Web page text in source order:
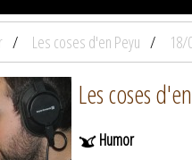
Les coses d'en Peyu 18/
Les coses
Humor